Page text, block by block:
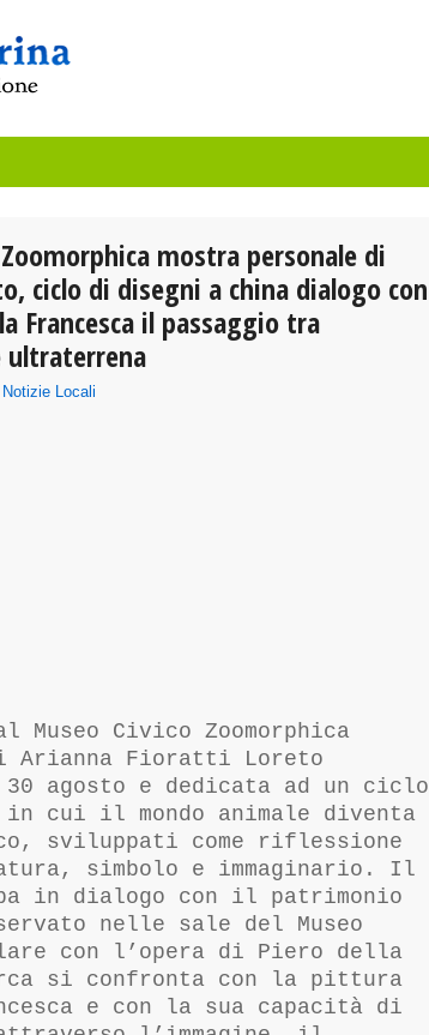
mostra personale di
ciclo di disegni a china dialogo con
Francesca il passaggio tra
ultraterrena
Notizie Locali
Museo Civico Zoomorphica
Arianna Fioratti Loreto
agosto e dedicata ad un ciclo
cui il mondo animale diventa
sviluppati come riflessione
simbolo e immaginario. Il
in dialogo con il patrimonio
nelle sale del Museo
con l’opera di Piero della
si confronta con la pittura
e con la sua capacità di